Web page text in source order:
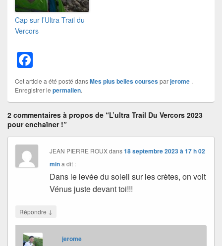
Cap sur l’Ultra Trail du
Vercors
a
c
e
b
o
k
Cet article a été posté dansMes plus belles coursesparjerome .
Enregistrer le permalien.
2 commentaires à propos de “L’ultra Trail Du Vercors 2023
pour enchaîner !”
JEAN PIERRE ROUXdans18 septembre 2023 à 17 h 02
min a dit :
Dans le levée du soleil sur les crètes, on voit
Vénus juste devant toi!!!
Répondre ↓
jerome